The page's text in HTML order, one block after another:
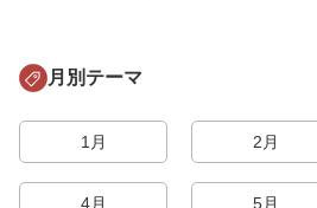
月別テーマ
1月 2月
4月 5月